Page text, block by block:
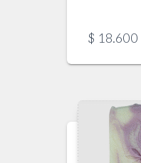
$ 18.600